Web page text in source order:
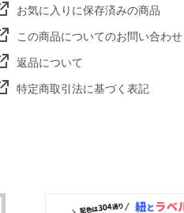
お気に入りに保存済みの商品
この商品についてのお問い合わせ
返品について
特定商取引法に基づく表記